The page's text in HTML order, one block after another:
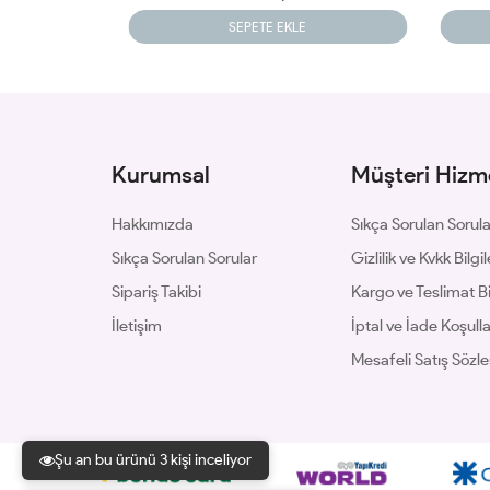
Şu an bu ürünü 3 kişi inceliyor
SEPETE EKLE
Kurumsal
Hakkımızda
Sıkça Sorulan Sorular
Sipariş Takibi
İletişim
Müşteri
Sıkça Sorulan
Gizlilik ve Kvkk
Kargo ve Teslimat
İptal ve İade
Mesafeli Satış